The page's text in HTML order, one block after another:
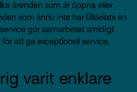
ärenden som är öppna eller
som ännu inte har tilldelats en
gör samarbetet smidigt
att ge exceptionell service.
varit enklare